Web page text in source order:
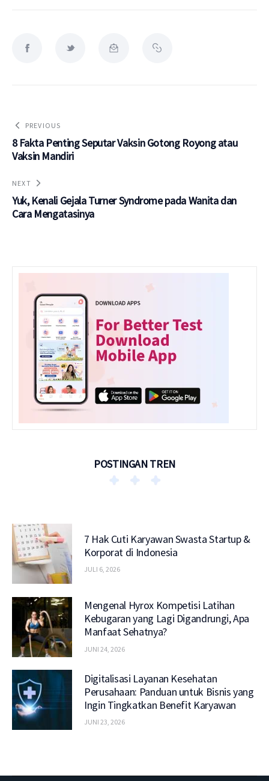
PREVIOUS
8 Fakta Penting Seputar Vaksin Gotong Royong atau
Vaksin Mandiri
NEXT
Yuk, Kenali Gejala Turner Syndrome pada Wanita dan
Cara Mengatasinya
POSTINGAN TREN
7 Hak Cuti Karyawan Swasta Startup &
Korporat di Indonesia
JULI 6, 2026
Mengenal Hyrox Kompetisi Latihan
Kebugaran yang Lagi Digandrungi, Apa
Manfaat Sehatnya?
JUNI 24, 2026
Digitalisasi Layanan Kesehatan
Perusahaan: Panduan untuk Bisnis yang
Ingin Tingkatkan Benefit Karyawan
JUNI 23, 2026